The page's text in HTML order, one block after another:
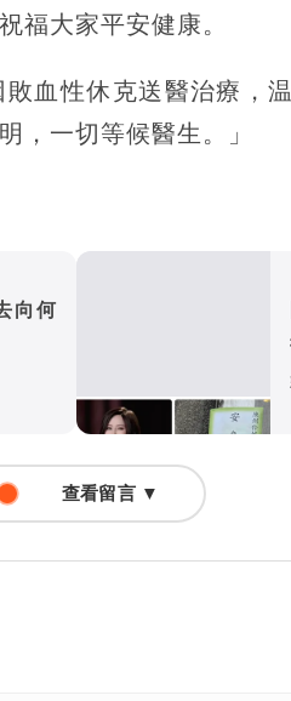
福大家平安健康。
血性休克送醫治療，
，一切等候醫生。」
向何
查看留言 ▼